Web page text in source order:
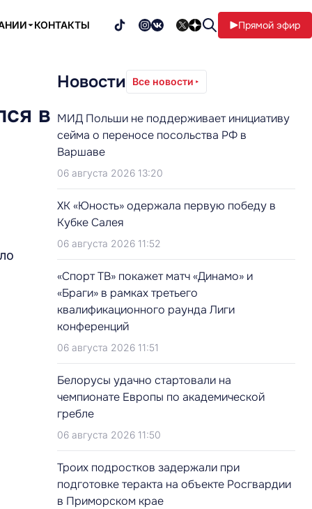
КОНТАКТЫ Прямой эфир
в
Новости Все новости
МИД Польши не поддерживает инициативу
сейма о переносе посольства РФ в
Варшаве
06 августа 2026 13:20
ХК «Юность» одержала первую победу в
Кубке Салея
06 августа 2026 11:52
«Спорт ТВ» покажет матч «Динамо» и
«Браги» в рамках третьего
квалификационного раунда Лиги
конференций
06 августа 2026 11:51
Белорусы удачно стартовали на
чемпионате Европы по академической
гребле
06 августа 2026 11:50
Троих подростков задержали при
подготовке теракта на объекте Росгвардии
в Приморском крае